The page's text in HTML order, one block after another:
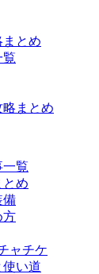
とめ
覧
まとめ
覧
め
備
方
ャチケ
い道